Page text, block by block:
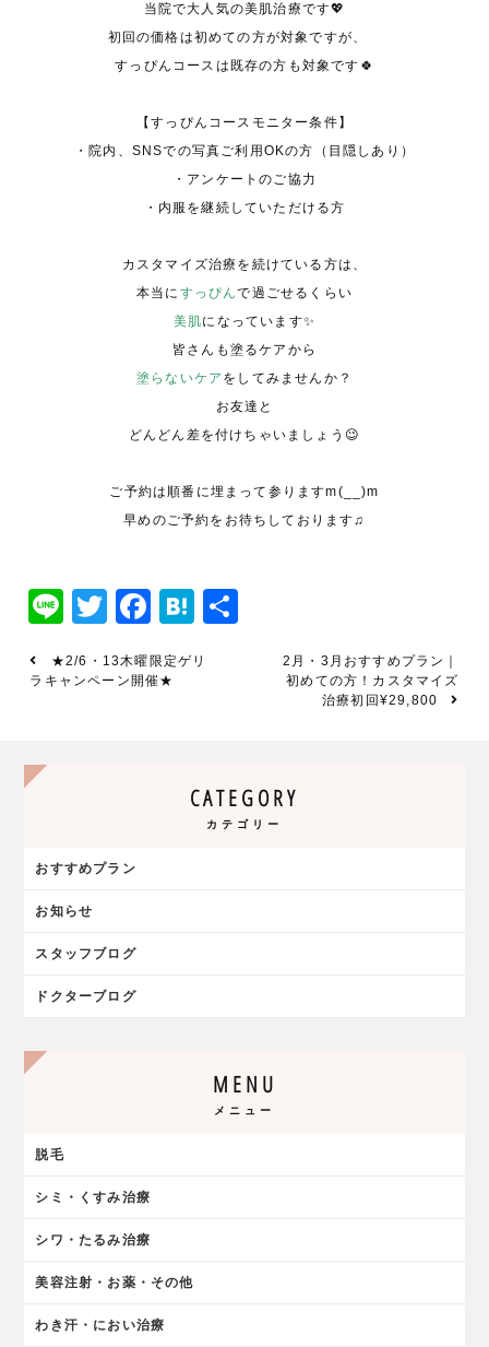
当院で大人気の美肌治療です💖
初回の価格は初めての方が対象ですが、
すっぴんコースは既存の方も対象です🍀
【すっぴんコースモニター条件】
・院内、 SNSでの写真ご利用 OKの方（目隠しあり）
・アンケートのご協力
・内服を継続していただける方
カスタマイズ治療を続けている方は、
本当に すっぴんで過ごせるくらい
美肌になっています✨
皆さんも塗るケアから
塗らないケア をしてみませんか？
お友達と
どんどん差を付けちゃいましょう😉
ご予約は順番に埋まって参りますm(__)m
早めのご予約をお待ちしております♫
LineTwitter
Facebook
Hatena
★2/6・13木曜限定ゲリ
ラキャンペーン開催★
2月・3月おすすめプラン｜
初めての方！カスタマイズ
治療初回¥29,800
CATEGORY
カテゴリー
おすすめプラン
お知らせ
スタッフブログ
ドクターブログ
MENU
メニュー
脱毛
シミ・くすみ治療
シワ・たるみ治療
美容注射・お薬・その他
わき汗・におい治療